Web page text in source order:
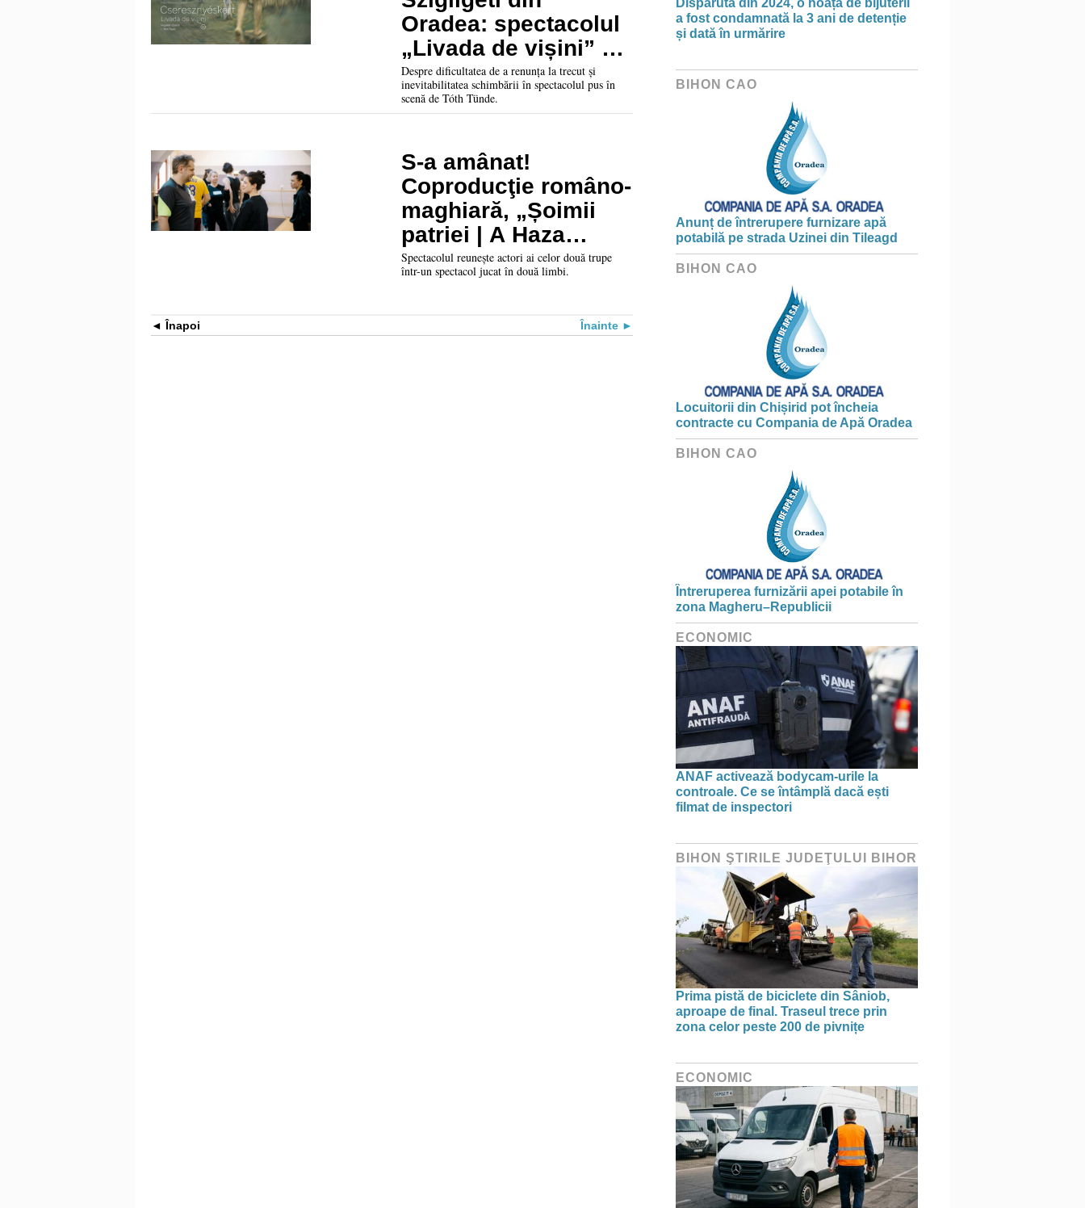
Oradea: spectacolul
„Livada de vișini” de
Anton Pavlovici
Cehov
Despre dificultatea de a renunța la trecut și
inevitabilitatea schimbării în spectacolul pus în
scenă de Tóth Tünde.
S-a amânat!
Coproducţie româno-
maghiară, „Șoimii
patriei | A Haza
Sólymai” va avea
premiera în toamnă
Spectacolul reunește actori ai celor două trupe
într-un spectacol jucat în două limbi.
Înapoi Înainte
a fost condamnată la 3 ani de detenție
și dată în urmărire
BIHON CAO
Anunț de întrerupere furnizare apă
potabilă pe strada Uzinei din Tileagd
BIHON CAO
Locuitorii din Chișirid pot încheia
contracte cu Compania de Apă Oradea
BIHON CAO
Întreruperea furnizării apei potabile în
zona Magheru–Republicii
ECONOMIC
ANAF activează bodycam-urile la
controale. Ce se întâmplă dacă ești
filmat de inspectori
BIHON ŞTIRILE JUDEŢULUI BIHOR
Prima pistă de biciclete din Sâniob,
aproape de final. Traseul trece prin
zona celor peste 200 de pivnițe
ECONOMIC